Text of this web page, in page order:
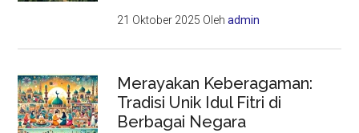
21 Oktober 2025 Olehadmin
Merayakan Keberagaman:
Tradisi Unik Idul Fitri di
Berbagai Negara